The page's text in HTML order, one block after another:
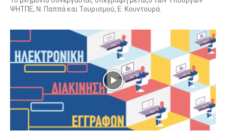
ΨΗΤΠΕ, Ν. Παππά και Τουρισμού, Ε. Κουντουρά.